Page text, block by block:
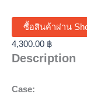
ซื้อสินค้าผ่าน
4,300.00 ฿
Description
Case: